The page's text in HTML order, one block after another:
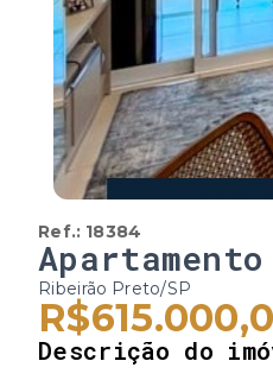
Ref.: 18384
Ribeirão Preto/SP
Descrição do